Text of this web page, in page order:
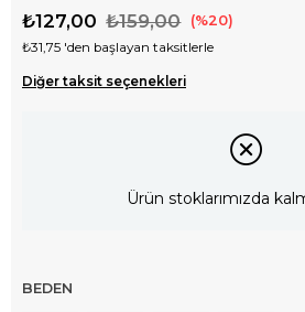
₺159,00
₺127,00 20
₺31,75 'den başlayan taksitlerle
Diğer taksit seçenekleri
Ürün stoklarımızda
BEDEN